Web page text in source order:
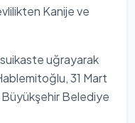
Kanije ve
suikaste uğrayarak
31 Mart
Büyükşehir Belediye